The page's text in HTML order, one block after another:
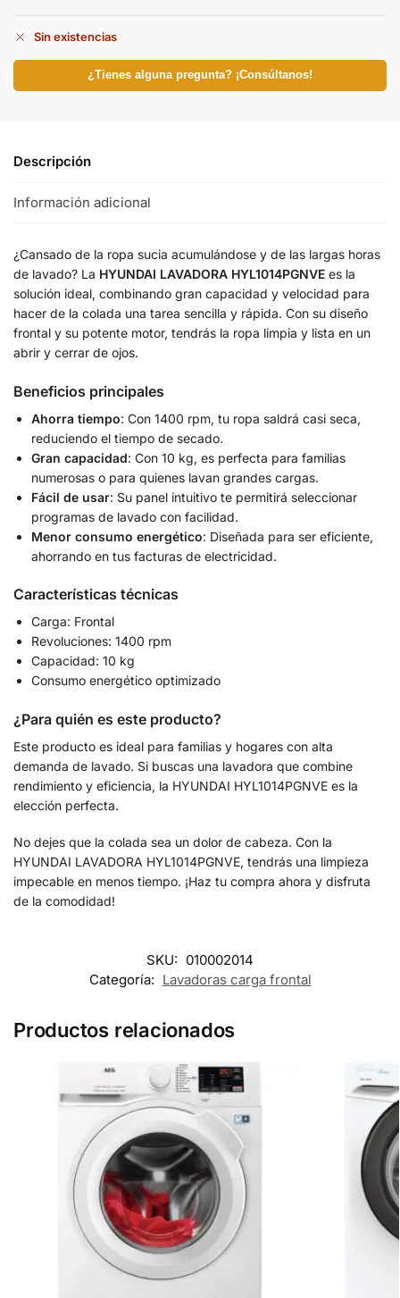
Sin existencias
¿Tienes alguna pregunta? ¡Consúltanos!
Descripción
Información adicional
¿Cansado de la ropa sucia acumulándose y de las largas horas
de lavado? La HYUNDAI LAVADORA HYL1014PGNVE es la
solución ideal, combinando gran capacidad y velocidad para
hacer de la colada una tarea sencilla y rápida. Con su diseño
frontal y su potente motor, tendrás la ropa limpia y lista en un
abrir y cerrar de ojos.
Beneficios principales
Ahorra tiempo: Con 1400 rpm, tu ropa saldrá casi seca,
reduciendo el tiempo de secado.
Gran capacidad: Con 10 kg, es perfecta para familias
numerosas o para quienes lavan grandes cargas.
Fácil de usar: Su panel intuitivo te permitirá seleccionar
programas de lavado con facilidad.
Menor consumo energético: Diseñada para ser eficiente,
ahorrando en tus facturas de electricidad.
Características técnicas
Carga: Frontal
Revoluciones: 1400 rpm
Capacidad: 10 kg
Consumo energético optimizado
¿Para quién es este producto?
Este producto es ideal para familias y hogares con alta
demanda de lavado. Si buscas una lavadora que combine
rendimiento y eficiencia, la HYUNDAI HYL1014PGNVE es la
elección perfecta.
No dejes que la colada sea un dolor de cabeza. Con la
HYUNDAI LAVADORA HYL1014PGNVE, tendrás una limpieza
impecable en menos tiempo. ¡Haz tu compra ahora y disfruta
de la comodidad!
SKU: 010002014
Categoría: Lavadoras carga frontal
Productos relacionados